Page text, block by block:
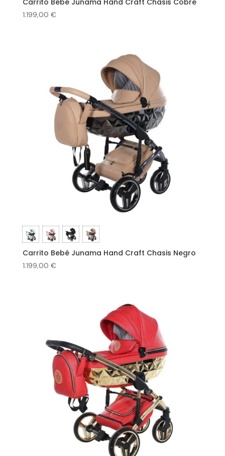
Carrito Bebé Junama Hand Craft Chasis Cobre
1.199,00 €
Carrito Bebé Junama Hand Craft Chasis Negro
1.199,00 €